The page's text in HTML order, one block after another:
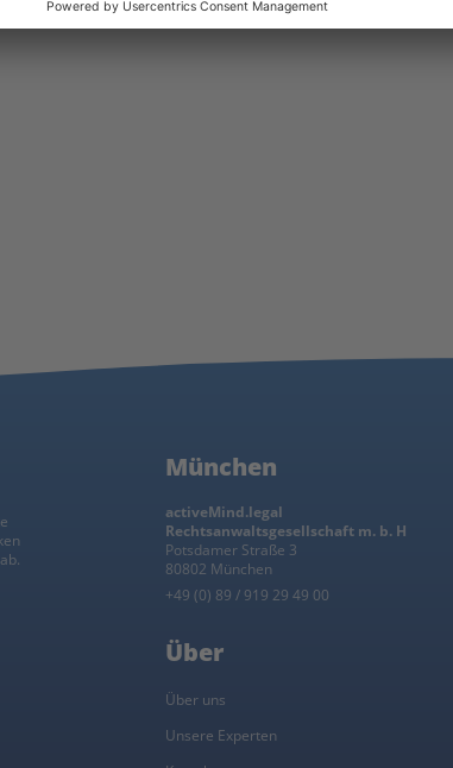
München
activeMind.legal
Rechtsanwaltsgesellschaft m. b. H
Potsdamer Straße 3
80802 München
+49 (0) 89 / 919 29 49 00
Über
Über uns
Unsere Experten